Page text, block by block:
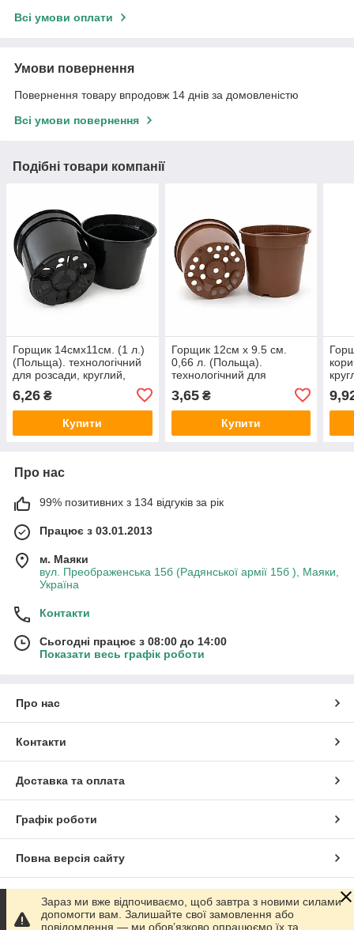
Всі умови оплати
Умови повернення
Повернення товару впродовж 14 днів за домовленістю
Всі умови повернення
Подібні товари компанії
Горщик 14смх11см. (1 л.)
(Польща). технологічний
для розсади, круглий,
6,26 ₴
Купити
Горщик 12см х 9.5 см.
0,66 л. (Польща).
технологічний для
коричневий.
3,65₴
Купити
Про нас
99% позитивних з 134 відгуків за рік
Працює з 03.01.2013
м. Маяки
вул. Преображенська 15б (Радянської армії 15б ), Маяки,
Україна
Контакти
Сьогодні працює з 08:00 до 14:00
Показати весь графік роботи
Про нас
Контакти
Доставка та оплата
Графік роботи
Повна версія сайту
Сайт створено на маркетплейсі Prom.ua
Зараз ми вже відпочиваємо, щоб завтра з новими силами
допомогти вам. Залишайте свої замовлення або
повідомлення — ми обов’язково опрацюємо їх та